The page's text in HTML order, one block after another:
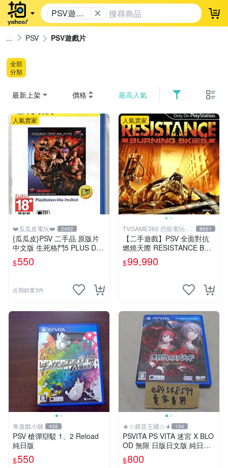
PSV遊戲
片
登
PSV PSV遊戲片
全部
分類
最新上架 價格 最高人氣
人氣賣家
❤️瓜瓜皮電玩❤️ 2402
{瓜瓜皮}PSV 二手品 原版片
中文版 生死格鬥5 PLUS Dea
d or Alive 5(遊戲都有回收)
$550
近期銷量3件
人氣賣家
TVGAME360 恐龍電玩-台
中店
8651
【二手遊戲】PSV 全面對抗
燃燒天際 RESISTANCE BUR
NING SKIES 中文版【台中恐
龍電玩】
$99,990
隼遊戲小舖 438
PSV 槍彈辯駁 1、2 Reload
純日版
$550
★☆鏡音王國☆★ 104
PSVITA PS VITA 迷宮 X BLO
OD 無限 日版日文版 純日版
二手良品
$800